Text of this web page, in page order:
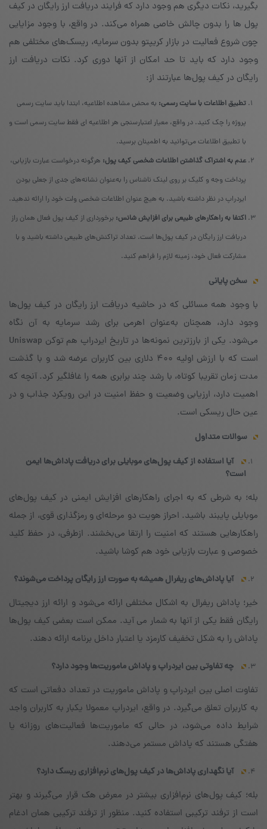
بگیرید، نکات دیگری هم وجود دارد که فرایند دریافت ارز رایگان در کیف
پول ها را بدون چالش خاصی همراه می‌کند. در واقع، با وجود مزایایی
چون شروع فعالیت در بازار کریپتو بدون سرمایه، ریسک‌های مختلفی هم
وجود دارد که باید تا حد امکان از آنها دوری کرد. نکات دریافت ارز
رایگان در کیف پول‌ها عبارتند از:
تطبیق اطلاعات با سایت رسمی: به محض مشاهده اطلاعیه، ابتدا باید سایت رسمی
پروژه را چک کنید. در واقع، معیار اعتبارسنجی هر اطلاعیه ای فقط سایت رسمی است و
با تطبیق اطلاعات می‌توانید به اطمینان برسید.
عدم به اشتراک گذاشتن اطلاعات شخصی کیف پول: هرگونه درخواست عبارت بازیابی،
پرداخت وجه و کلیک بر روی لینک ناشناس را به‌عنوان نشانه‌های جدی از جعلی بودن
ایردراپ در نظر داشته باشید. به هیچ عنوان اطلاعات شخصی ولت خود را ارائه ندهید.
اکتفا به راهکارهای طبیعی برای افزایش شانس: برخورداری از کیف پول فعال همان راز
دریافت ارز رایگان در کیف پول‌ها است. تعداد تراکنش‌های طبیعی داشته باشید و با
مشارکت فعال خود، زمینه لازم را فراهم کنید.
سخن پایانی
با وجود همه مسائلی که در حاشیه دریافت ارز رایگان در کیف پول‌ها
وجود دارد، همچنان به‌عنوان اهرمی برای رشد سرمایه به آن نگاه
می‌شود. یکی از بارزترین نمونه‌ها در تاریخ ایردراپ هم توکن Uniswap
است که با ارزش اولیه ۴۰۰ دلاری بین کاربران عرضه شد و با گذشت
مدت زمان تقریبا کوتاه، با رشد چند برابری همه را غافلگیر کرد. آنچه که
اهمیت دارد، ارزیابی وضعیت و حفظ امنیت در این رویکرد جذاب و در
عین حال ریسکی است.
سوالات متداول
آیا استفاده از کیف پول‌های موبایلی برای دریافت پاداش‌ها ایمن
است؟
بله؛ به شرطی که به اجرای راهکارهای افزایش ایمنی در کیف پول‌های
موبایلی پایبند باشید. احراز هویت دو مرحله‌ای و رمزگذاری قوی، از جمله
راهکارهایی هستند که امنیت را ارتقا می‌بخشند. از‌طرفی، در حفظ کلید
خصوصی و عبارت بازیابی خود هم کوشا باشید.
آیا پاداش‌های ریفرال همیشه به صورت ارز رایگان پرداخت می‌شوند؟
خیر؛ پاداش ریفرال به اشکال مختلفی ارائه می‌شود و ارائه ارز دیجیتال
رایگان فقط یکی از آنها به شمار می آید. ممکن است بعضی کیف پول‌ها
پاداش را به شکل تخفیف کارمزد یا اعتبار داخل برنامه ارائه ‌دهند.
چه تفاوتی بین ایردراپ و پاداش ماموریت‌ها وجود دارد؟
تفاوت اصلی بین ایردراپ و پاداش ماموریت در تعداد دفعاتی است که
به کاربران تعلق می‌گیرد. در واقع، ایردراپ معمولا یکبار به کاربران واجد
شرایط داده می‌شود، در حالی که ماموریت‌ها فعالیت‌های روزانه یا
هفتگی هستند که پاداش مستمر می‌دهند.
آیا نگهداری پاداش‌ها در کیف پول‌های نرم‌افزاری ریسک دارد؟
بله؛ کیف پول‌های نرم‌افزاری بیشتر در معرض هک قرار می‌گیرند و بهتر
است از ترفند ترکیبی استفاده کنید. منظور از ترفند ترکیبی همان ادغام